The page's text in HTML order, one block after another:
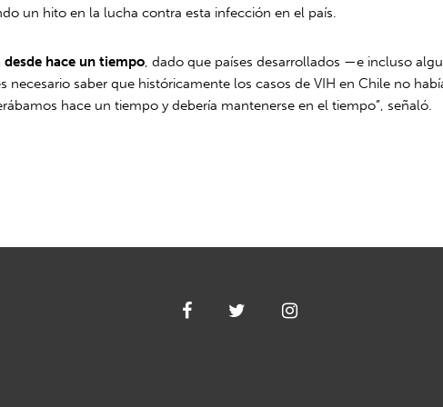
un hito en la lucha contra esta infección en el país.
desde hace un tiempo, dado que países desarrollados —e incluso
necesario saber que históricamente los casos de VIH en Chile no
hace un tiempo y debería mantenerse en el tiempo”, señaló.